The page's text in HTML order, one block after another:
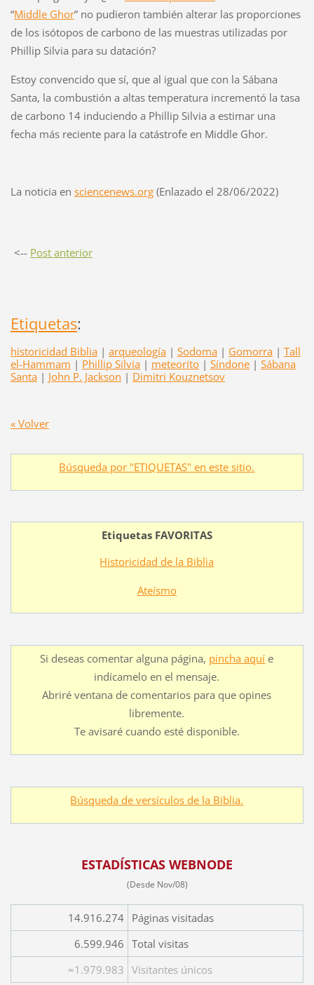
“Middle Ghor”no pudieron también alterar las proporciones
de los isótopos de carbono de las muestras utilizadas por
Phillip Silvia para su datación?
Estoy convencido que sí, que al igual que con la Sábana
Santa, la combustión a altas temperatura incrementó la tasa
de carbono 14 induciendo a Phillip Silvia a estimar una
fecha más reciente para la catástrofe en Middle Ghor.
La noticia en sciencenews.org(Enlazado el 28/06/2022)
<-- Post anterior
Etiquetas:
historicidad Biblia | arqueología | Sodoma | Gomorra | Tall
el-Hammam | Phillip Silvia | meteorito | Síndone | Sábana
Santa | John P. Jackson | Dimitri Kouznetsov
« Volver
Búsqueda por "ETIQUETAS" en este sitio.
Etiquetas FAVORITAS
Historicidad de la Biblia
Ateísmo
Si deseas comentar alguna página, pincha aquí e
indícamelo en el mensaje.
Abriré ventana de comentarios para que opines
libremente.
Te avisaré cuando esté disponible.
Búsqueda de versículos de la Biblia.
ESTADÍSTICAS WEBNODE
(Desde Nov/08)
14.916.274
Páginas visitadas
6.599.946 Total visitas
≈1.979.983 Visitantes únicos